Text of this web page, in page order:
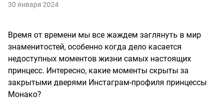
30 января 2024
Время от времени мы все жаждем заглянуть в мир
знаменитостей, особенно когда дело касается
недоступных моментов жизни самых настоящих
принцесс. Интересно, какие моменты скрыты за
закрытыми дверями Инстаграм-профиля принцессы
Монако?